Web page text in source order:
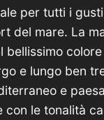
per tutti i
del mare. La
e lungo ben
e
le tonalità